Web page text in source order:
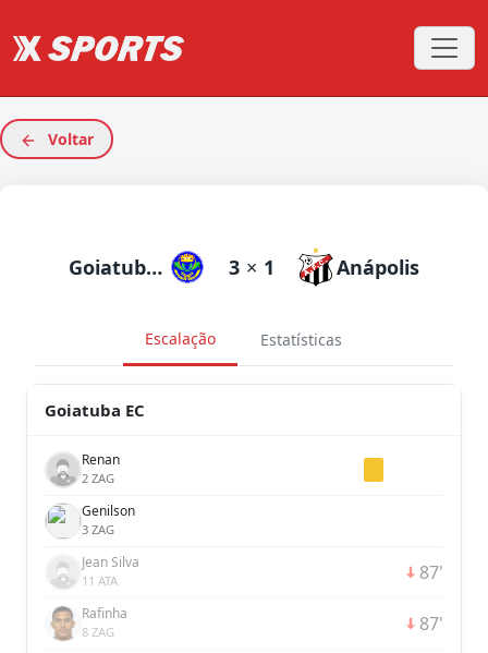
Voltar
Goiatuba EC 3 × 1 Anápolis
Escalação Estatísticas
Goiatuba EC
Renan
2 ZAG
Genilson
3 ZAG
Jean Silva
11 ATA 87'
Rafinha
8 ZAG 87'